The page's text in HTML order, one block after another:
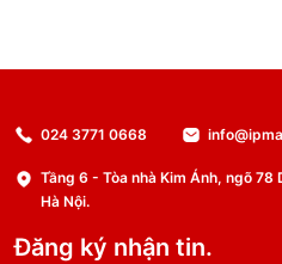
024 3771 0668
Tầng 6 - Tòa nhà Kim Ánh, ngõ 78
Hà Nội.
Đăng ký nhận tin.